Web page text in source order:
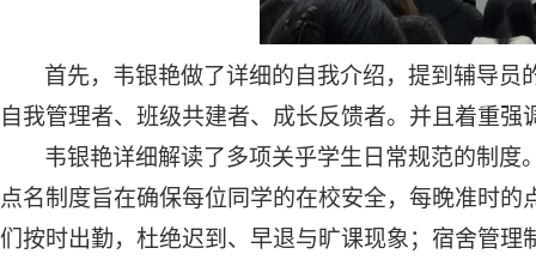
首先，韦银艳做了详细的自我介绍，提到 辅导员
自我管理者、班级共建者、成长反馈者。 并且 着重强
韦银艳详细解读了多项关乎学生日常规范的制
点名制度旨在确保每位同学的在校安全，每晚准时的
们按时出勤，杜绝迟到、早退与旷课现象；宿舍管